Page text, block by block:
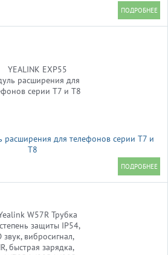
расширения для телефонов серии Т7 и
T8